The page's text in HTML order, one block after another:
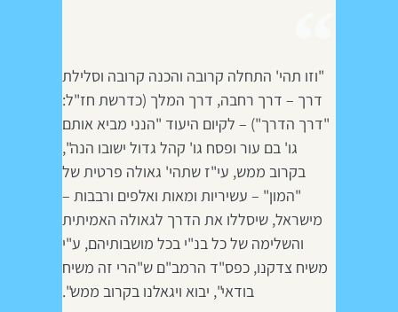
"וזו תהי' התחלה קרובה והכנה קרובה וסלילת
דרך – דרך רחבה, דרך המלך (כדרשת חז"ל:
"דרך הדרך") – לקיום היעוד "הנני מביא אותם
גו' בם עור ופסח גו' קהל גדול ישובו הנה",
בקרוב ממש, עי"ז שתהי' גאולה פרטית של
"המון" – עשיריות ומאות ואלפים ורבבות –
מישראל, שיסללו את הדרך לגאולה האמיתית
והשלימה של כל בנ"י בכל מושבותיהם, ע"י
משיח צדקנו, כפס"ד הרמב"ם ש"הרי זה משיח
בודאי", יבוא ויגאלנו בקרוב ממש".